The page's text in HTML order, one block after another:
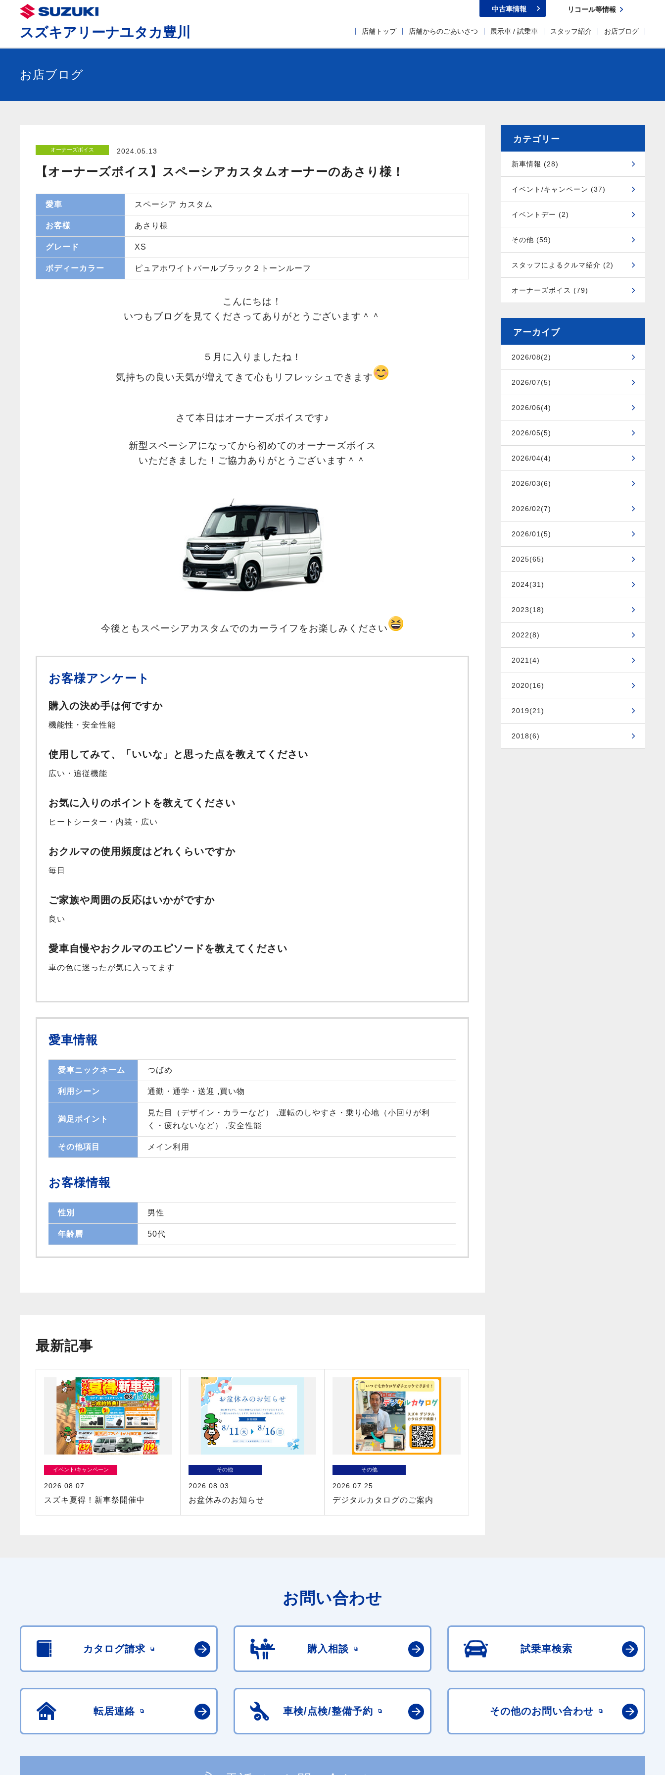
スズキアリーナユタカ豊川 店舗トップ 店舗からのごあいさつ 展示車 / 試乗車 スタッフ紹介 お店ブログ
中古車情報 リコール等情報
お店ブログ
オーナーズボイス 2024.05.13
【オーナーズボイス】スペーシアカスタムオーナーのあさり様！
愛車 スペーシア カスタム
お客様 あさり様
グレード XS
ボディーカラー ピュアホワイトパールブラック２トーンルーフ
こんにちは！
いつもブログを見てくださってありがとうございます＾＾
５月に入りましたね！
気持ちの良い天気が増えてきて心もリフレッシュできます
さて本日はオーナーズボイスです♪
新型スペーシアになってから初めてのオーナーズボイス
いただきました！ご協力ありがとうございます＾＾
今後ともスペーシアカスタムでのカーライフをお楽しみください
お客様アンケート
購入の決め手は何ですか
機能性・安全性能
使用してみて、「いいな」と思った点を教えてください
広い・追従機能
お気に入りのポイントを教えてください
ヒートシーター・内装・広い
おクルマの使用頻度はどれくらいですか
毎日
ご家族や周囲の反応はいかがですか
良い
愛車自慢やおクルマのエピソードを教えてください
車の色に迷ったが気に入ってます
愛車情報
愛車ニックネーム つばめ
利用シーン 通勤・通学・送迎 ,買い物
満足ポイント
見た目（デザイン・カラーなど） ,運転のしやすさ・乗り心地（小回りが利
く・疲れないなど） ,安全性能
その他項目 メイン利用
お客様情報
性別 男性
年齢層 50代
最新記事
イベント/キャンペーン
2026.08.07
スズキ夏得！新車祭開催中
その他
2026.08.03
お盆休みのお知らせ
その他
2026.07.25
デジタルカタログのご案内
カテゴリー
新車情報 (28)
イベント/キャンペーン (37)
イベントデー (2)
その他 (59)
スタッフによるクルマ紹介 (2)
オーナーズボイス (79)
アーカイブ
2026/08(2)
2026/07(5)
2026/06(4)
2026/05(5)
2026/04(4)
2026/03(6)
2026/02(7)
2026/01(5)
2025(65)
2024(31)
2023(18)
2022(8)
2021(4)
2020(16)
2019(21)
2018(6)
お問い合わせ
カタログ請求 購入相談 試乗車検索
転居連絡 車検/点検/整備予約 その他のお問い合わせ